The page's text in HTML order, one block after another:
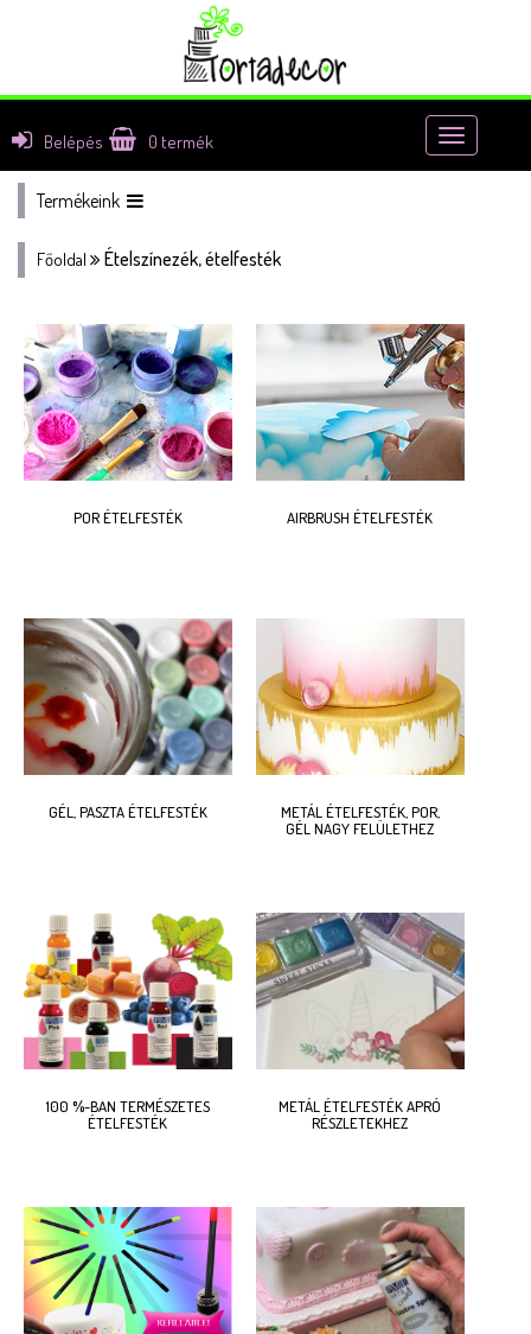
0 termék
Belépés
Toggle
Termékeink
Főoldal Ételszínezék, ételfesték
POR ÉTELFESTÉK AIRBRUSH ÉTELFESTÉK
GÉL, PASZTA ÉTELFESTÉK
METÁL ÉTELFESTÉK, POR,
GÉL NAGY FELÜLETHEZ
100 %-BAN TERMÉSZETES
ÉTELFESTÉK
METÁL ÉTELFESTÉK APRÓ
RÉSZLETEKHEZ